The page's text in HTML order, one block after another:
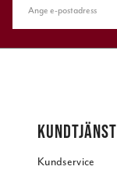
KUNDTJÄNST
Kundservice